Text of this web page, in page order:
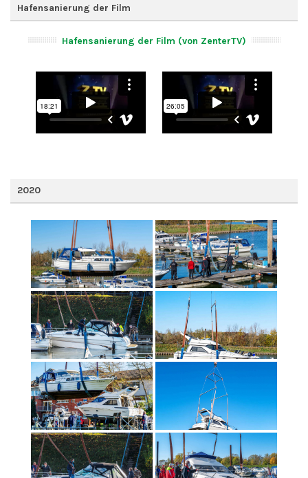
Hafensanierung der Film
Hafensanierung der Film (von ZenterTV)
2020